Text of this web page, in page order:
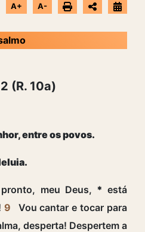
A+ A-
(R. 10a)
entre os povos.
meu Deus, * está
9
Vou cantar e tocar para
desperta! Despertem a